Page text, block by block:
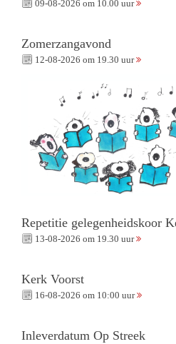
09-08-2026 om 10.00 uur
Zomerzangavond
12-08-2026 om 19.30 uur
Repetitie gelegenheidskoor
13-08-2026 om 19.30 uur
Kerk Voorst
16-08-2026 om 10:00 uur
Inleverdatum Op Streek